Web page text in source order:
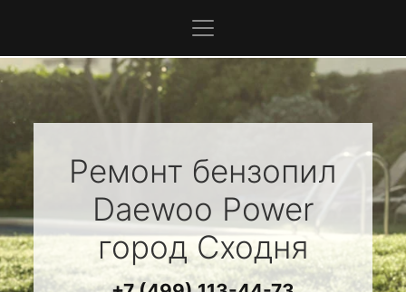
Ремонт бензопил
Daewoo Power
город Сходня